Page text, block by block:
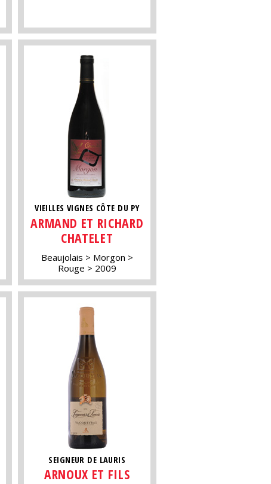
VIEILLES VIGNES CÔTE DU PY
ARMAND ET RICHARD
CHATELET
Beaujolais
Morgon
Rouge
2009
SEIGNEUR DE LAURIS
ARNOUX ET FILS